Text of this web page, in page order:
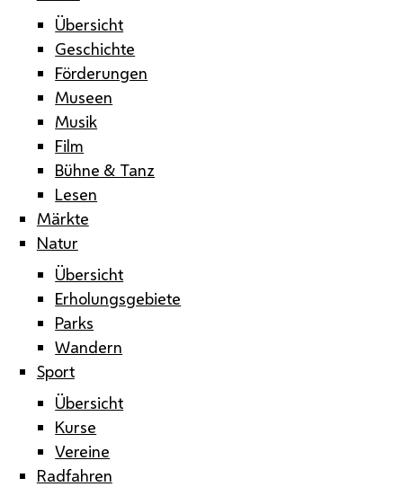
Übersicht
Geschichte
Förderungen
Museen
Musik
Film
Bühne & Tanz
Lesen
Märkte
Natur
Übersicht
Erholungsgebiete
Parks
Wandern
Sport
Übersicht
Kurse
Vereine
Radfahren